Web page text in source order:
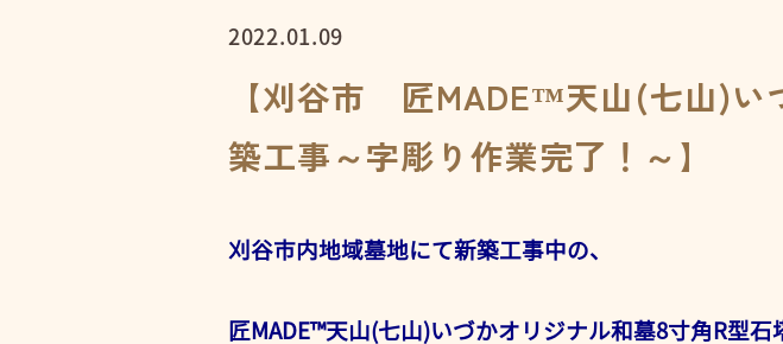
2022.01.09
【刈谷市 匠MADE™天山(七山)い
築工事～字彫り作業完了！～】
刈谷市内地域墓地にて新築工事中の、
匠MADE™天山(七山)いづかオリジナル和墓8寸角R型石